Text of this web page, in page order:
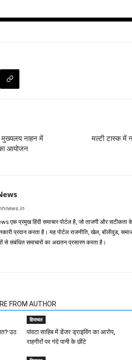
मुख्यलय नाहन में
आयोजन
मल्टी टास्क में
एक प्रमुख हिंदी समाचार पोर्टल है, जो ताजगी और सटीकता
प्रदान करता है। यह पोर्टल राजनीति, खेल, बॉलीवुड,
से संबंधित समाचारों का अद्यतन प्रसारण करता है।
FROM AUTHOR
उठ
हिमाचल
पांवटा साहिब में डेंजर ड्राइविंग का आरोप,
राहगीरों पर गंदे पानी के छींटे